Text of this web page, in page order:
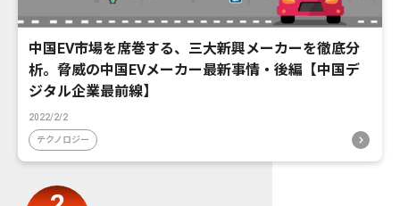
中国EV市場を席巻する、三大新興メーカーを徹底分
析。脅威の中国EVメーカー最新事情・後編【中国デ
ジタル企業最前線】
2022/2/2
テクノロジー